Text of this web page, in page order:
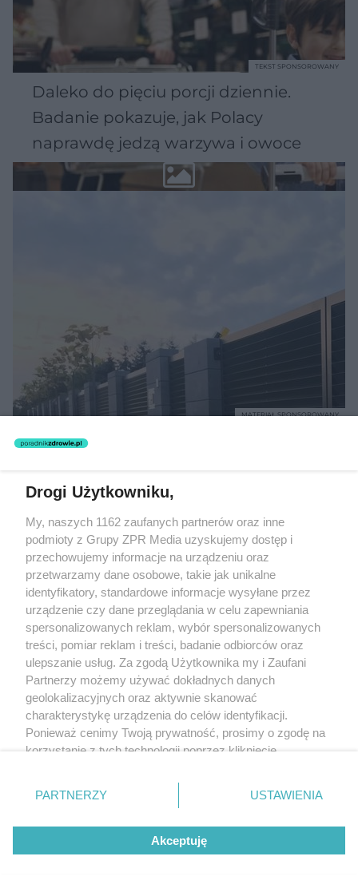
Daleko do pięciu porcji dziennie.
Badanie pokazuje, jak Polacy
naprawdę jedzą warzywa i owoce
TEKST SPONSOROWANY
Beninca. Najszybsza, bezpieczna i
MATERIAŁ SPONSOROWANY
WSPÓŁPRACUJĄ Z NAMI:
nie zastępuje porady lekarskiej. Redakcja serwisu dokłada wszelkich
starań, aby informacje w nim zawarte były poprawne merytorycznie,
jednakże decyzja dotycząca leczenia należy do lekarza. Redakcja i
zastosowania informacji zamieszczonych na stronach serwisu, który
nie prowadzi działalności leczniczej polegającej na udzielaniu
Drogi Użytkowniku,
My, naszych 1162 zaufanych partnerów oraz inne
podmioty z Grupy ZPR Media uzyskujemy dostęp i
przechowujemy informacje na urządzeniu oraz
przetwarzamy dane osobowe, takie jak unikalne
identyfikatory, standardowe informacje wysyłane przez
urządzenie czy dane przeglądania w celu zapewniania
spersonalizowanych reklam, wybór spersonalizowanych
treści, pomiar reklam i treści, badanie odbiorców oraz
ulepszanie usług. Za zgodą Użytkownika my i Zaufani
Partnerzy możemy używać dokładnych danych
geolokalizacyjnych oraz aktywnie skanować
charakterystykę urządzenia do celów identyfikacji.
Ponieważ cenimy Twoją prywatność, prosimy o zgodę na
korzystanie z tych technologii poprzez kliknięcie
zmienić/wycofać klikając przycisk ustawień prywatności
znajdujący się w lewym dolnym rogu strony
rodzaje przetwarzania danych nie wymagają zgody
użytkownika, ale masz prawo sprzeciwić się takiemu
przetwarzaniu. Preferencje będą miały zastosowanie tylko
PARTNERZY USTAWIENIA
Akceptuję